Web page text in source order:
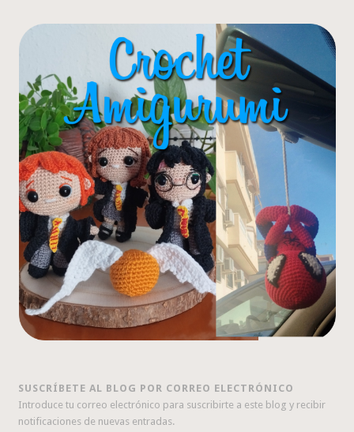
SUSCRÍBETE AL BLOG POR CORREO ELECTRÓNICO
Introduce tu correo electrónico para suscribirte a este blog y recibir
notificaciones de nuevas entradas.